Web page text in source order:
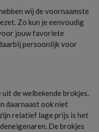
wij de voornaamste
Zo kun je eenvoudig
jouw favoriete
persoonlijk voor
de welbekende brokjes.
daarnaast ook niet
relatief lage prijs is het
De brokjes